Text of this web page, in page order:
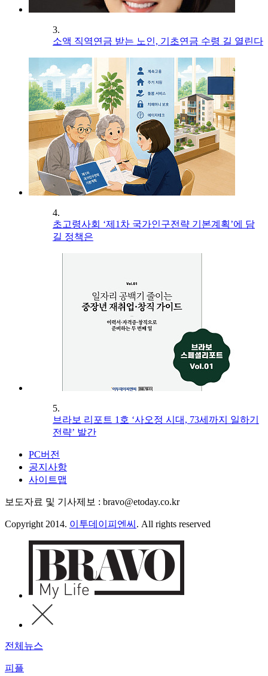
3.
소액 직역연금 받는 노인, 기초연금 수령 길 열린다
4.
초고령사회 ‘제1차 국가인구전략 기본계획’에 담
길 정책은
5.
브라보 리포트 1호 ‘사오정 시대, 73세까지 일하기
전략’ 발간
PC버전
공지사항
사이트맵
보도자료 및 기사제보 : bravo@etoday.co.kr
Copyright 2014. 이투데이피엔씨 . All rights reserved
전체뉴스
피플